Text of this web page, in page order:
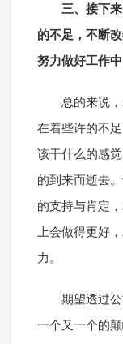
三、接下
的不足，不断
努力做好工作
总的来说
在着些许的不
该干什么的感
的到来而逝去
的支持与肯定
上会做得更好
力。
期望透过
一个又一个的颠